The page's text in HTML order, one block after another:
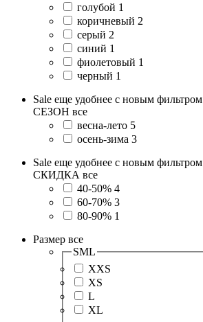
голубой 1
коричневый 2
серый 2
синий 1
фиолетовый 1
черный 1
Sale еще удобнее с новым фильтром
СЕЗОН все
весна-лето 5
осень-зима 3
Sale еще удобнее с новым фильтром
СКИДКА все
40-50% 4
60-70% 3
80-90% 1
Размер все
SML
XXS
XS
L
XL